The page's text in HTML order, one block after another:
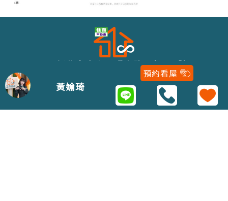
黃媮琦
預約看屋
243新北市泰山區明志路二段116號
02-22979688
Copyright 2021 © 五泰房屋